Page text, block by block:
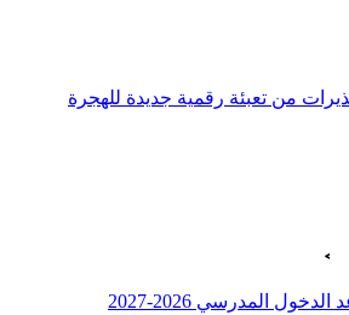
من تعبئة رقمية جديدة للهجرة
المدرسي 2026-2027